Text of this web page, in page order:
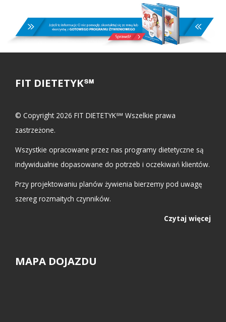
FIT DIETETYK℠
© Copyright 2026 FIT DIETETYK℠ Wszelkie prawa
zastrzeżone.
Wszystkie opracowane przez nas programy dietetyczne są
indywidualnie dopasowane do potrzeb i oczekiwań klientów.
Przy projektowaniu planów żywienia bierzemy pod uwagę
szereg rozmaitych czynników.
Czytaj więcej
MAPA DOJAZDU